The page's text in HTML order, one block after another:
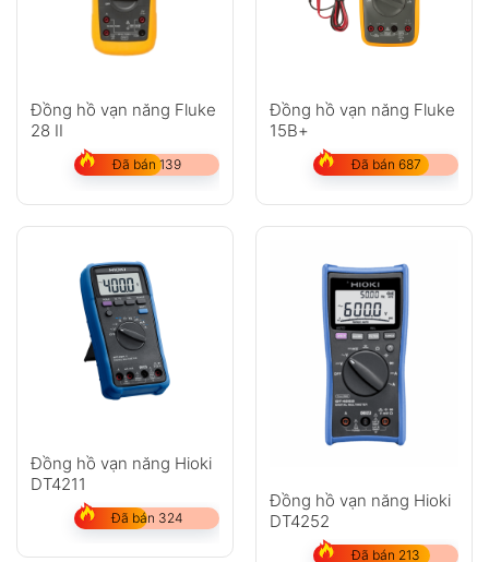
Đồng hồ vạn năng Fluke
28 II
Đã bán 139
Đồng hồ vạn năng Fluke
15B+
Đã bán 687
Đồng hồ vạn năng Hioki
DT4211
Đã bán 324
Đồng hồ vạn năng Hioki
DT4252
Đã bán 213